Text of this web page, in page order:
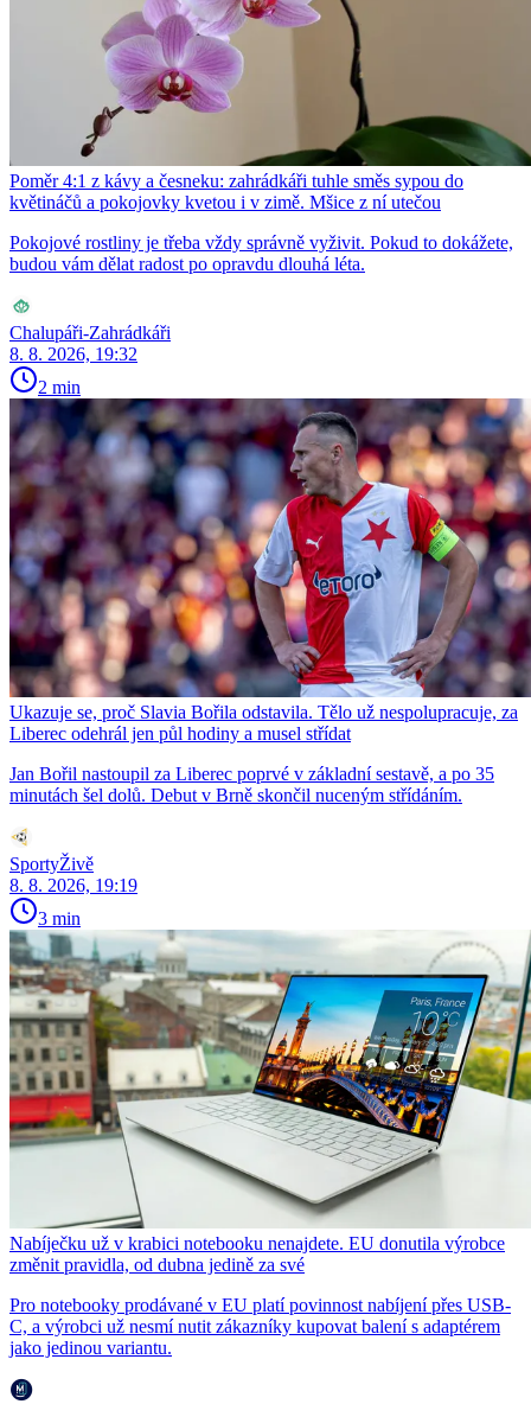
Poměr 4:1 z kávy a česneku: zahrádkáři tuhle směs sypou do
květináčů a pokojovky kvetou i v zimě. Mšice z ní utečou
Pokojové rostliny je třeba vždy správně vyživit. Pokud to dokážete,
budou vám dělat radost po opravdu dlouhá léta.
Chalupáři-Zahrádkáři
8. 8. 2026, 19:32
2 min
Ukazuje se, proč Slavia Bořila odstavila. Tělo už nespolupracuje, za
Liberec odehrál jen půl hodiny a musel střídat
Jan Bořil nastoupil za Liberec poprvé v základní sestavě, a po 35
minutách šel dolů. Debut v Brně skončil nuceným střídáním.
SportyŽivě
8. 8. 2026, 19:19
3 min
Nabíječku už v krabici notebooku nenajdete. EU donutila výrobce
změnit pravidla, od dubna jedině za své
Pro notebooky prodávané v EU platí povinnost nabíjení přes USB-
C, a výrobci už nesmí nutit zákazníky kupovat balení s adaptérem
jako jedinou variantu.